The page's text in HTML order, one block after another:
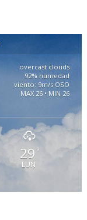
overcast clouds
92% humedad
viento: 9m/s OSO
MAX 26 • MIN 26
29 °
LUN